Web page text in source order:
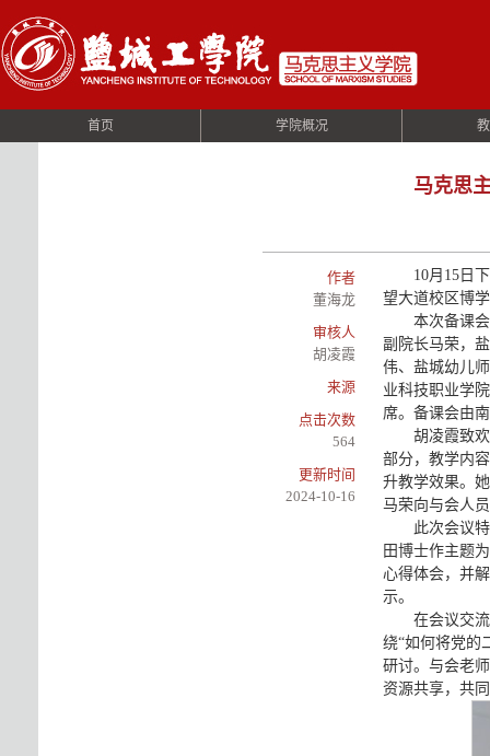
首页 学院概况
马克思
作者
董海龙
审核人
胡凌霞
来源
点击次数
564
更新时间
2024-10-16
10月15日
望大道校区博
本次备课
副院长马荣，
伟、盐城幼儿
业科技职业学
席。备课会由
胡凌霞致
部分，教学内
升教学效果。
马荣向与会人
此次会议
田博士作主题
心得体会，并
示。
在会议交
绕“如何将党的
研讨。与会老
资源共享，共